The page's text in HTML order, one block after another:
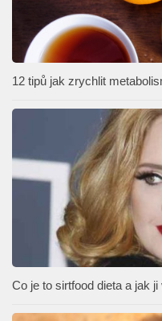
12 tipů jak zrychlit
Co je to sirtfood dieta a jak